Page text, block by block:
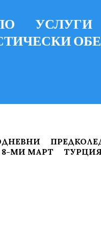
УСЛУГИ
8-МИ МАРТ ТУРЦИЯ